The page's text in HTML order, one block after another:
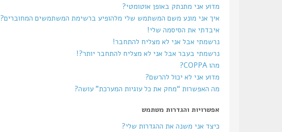
מדוע אני מתנתק באופן אוטומטי?
איך אני מונע משם המשתמש שלי מלהופיע ברשימת המשתמשים המחוברים?
איבדתי את הסיסמה שלי!
נרשמתי אבל אני לא מצליח להתחבר!
נרשמתי בעבר אבל אני לא מצליח להתחבר יותר?!
מהו COPPA?
מדוע אני לא יכול להרשם?
מה האפשרות “מחק את כל עוגיות המערכת” עושה?
אפשרויות והגדרות משתמש
כיצד אני משנה את ההגדרות שלי?